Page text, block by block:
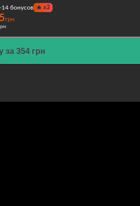
бонусов 🔥x2
грн
за 354 грн